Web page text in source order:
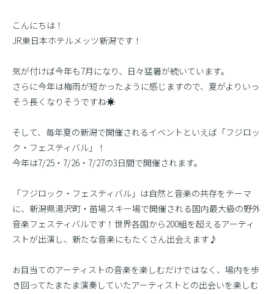
こんにちは！
JR東日本ホテルメッツ新潟です！
気が付けば今年も7月になり、日々猛暑が続いています。
さらに今年は梅雨が短かったように感じますので、夏がよりいっ
そう長くなりそうですね☀
そして、毎年夏の新潟で開催されるイベントといえば「フジロッ
ク・フェスティバル」！
今年は7/25・7/26・7/27の3日間で開催されます。
「フジロック・フェスティバル」は自然と音楽の共存をテーマ
に、新潟県湯沢町・苗場スキー場で開催される国内最大級の野外
音楽フェスティバルです！世界各国から200組を超えるアーティ
ストが出演し、新たな音楽にもたくさん出会えます♪
お目当てのアーティストの音楽を楽しむだけではなく、場内を歩
き回ってたまたま演奏していたアーティストとの出会いを楽しむ